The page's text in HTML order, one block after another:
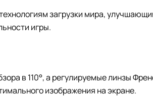
загрузки мира,
игры.
в 110°, а регулируемые линзы
изображения на экране.